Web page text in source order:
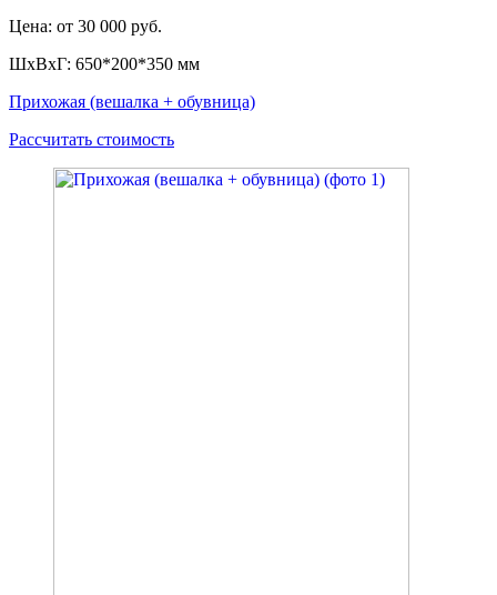
Цена: от 30 000 руб.
ШxВxГ: 650*200*350 мм
Прихожая (вешалка + обувница)
Рассчитать стоимость